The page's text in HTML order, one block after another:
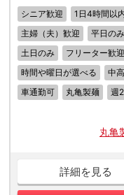
シニア歓迎 1日4時間以
主婦（夫）歓迎
平日のみ
土日のみ
フリーター歓迎
時間や曜日が選べる
中
車通勤可
丸亀製麺 週
丸亀
詳細を見る